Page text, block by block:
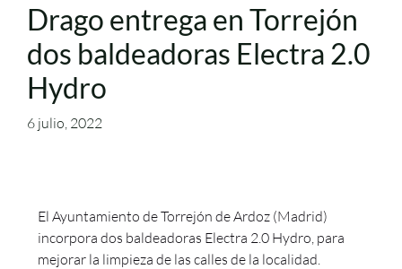
Drago entrega en Torrejón
dos baldeadoras Electra 2.0
Hydro
6 julio, 2022
El Ayuntamiento de Torrejón de Ardoz (Madrid)
incorpora dos baldeadoras Electra 2.0 Hydro, para
mejorar la limpieza de las calles de la localidad.